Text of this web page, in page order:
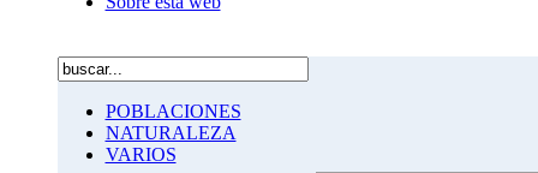
POBLACIONES
NATURALEZA
VARIOS